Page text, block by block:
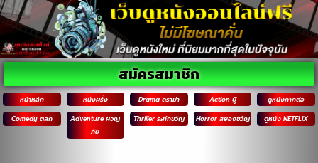
หน้าหลัก หนังฝรั่ง Drama ดราม่า Action บู๊
ดูหนังภาคต่อ
Comedy ตลก
Adventure ผจญ
ภัย
Thriller ระทึกขวัญ Horror สยองขวัญ ดูหนัง NETFLIX
สมัครสมาชิก